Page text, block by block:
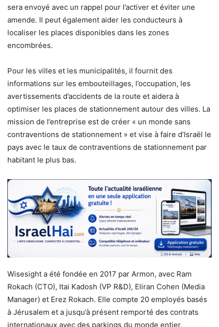
sera envoyé avec un rappel pour l’activer et éviter une
amende. Il peut également aider les conducteurs à
localiser les places disponibles dans les zones
encombrées.
Pour les villes et les municipalités, il fournit des
informations sur les embouteillages, l’occupation, les
avertissements d’accidents de la route et aidera à
optimiser les places de stationnement autour des villes. La
mission de l’entreprise est de créer « un monde sans
contraventions de stationnement » et vise à faire d’Israël le
pays avec le taux de contraventions de stationnement par
habitant le plus bas.
Wisesight a été fondée en 2017 par Armon, avec Ram
Rokach (CTO), Itai Kadosh (VP R&D), Eliran Cohen (Media
Manager) et Erez Rokach. Elle compte 20 employés basés
à Jérusalem et a jusqu’à présent remporté des contrats
internationaux avec des parkings du monde entier,